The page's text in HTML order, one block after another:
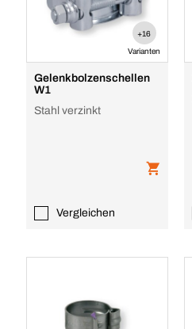
+16
Varianten
Gelenkbolzenschellen
W1
Stahl verzinkt
Vergleichen